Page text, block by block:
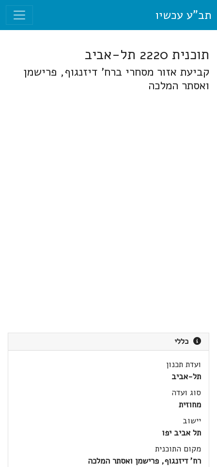
תב"ע עכשיו
תוכנית 2220 תל-אביב
קביעת אזור מסחרי ברח' דיזנגוף, פרישמן
ואסתר המלכה
כללי
ועדת תכנון
תל-אביב
סוג ועדה
מחוזית
יישוב
תל אביב יפו
מקום התוכנית
רח' דיזנגוף, פרישמן ואסתר המלכה